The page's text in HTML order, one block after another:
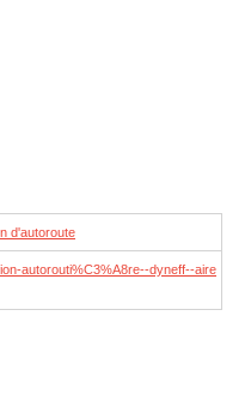
d'autoroute
autorouti%C3%A8re--dyneff--aire